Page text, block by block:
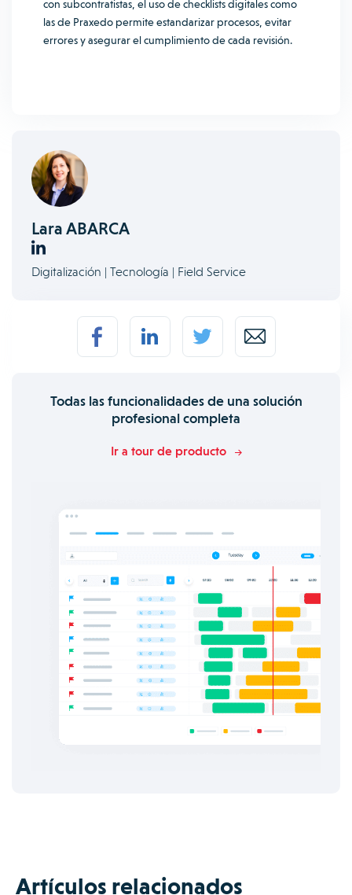
con subcontratistas, el uso de checklists digitales como
las de Praxedo permite estandarizar procesos, evitar
errores y asegurar el cumplimiento de cada revisión.
Lara ABARCA
Digitalización | Tecnología | Field Service
Todas las funcionalidades de una solución
profesional completa
Ir a tour de producto
Artículos relacionados